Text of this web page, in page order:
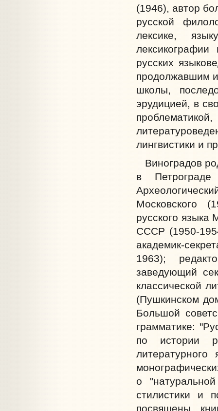
(1946), автор
русской
лексике,
русских
продолжавшим
школы,
эрудицией, в
лингвистики и
Виноградов
в Петрограде
Московского
русского языка
СССР (1950-
академик-
1963);
заведующий
классической
(Пушкинском
Большой
грамматике:
по истории
о
стилистики и
посвящены